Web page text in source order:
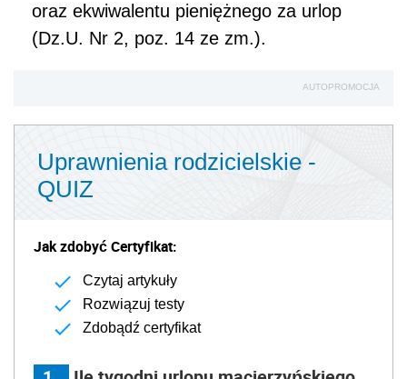
oraz ekwiwalentu pieniężnego za urlop
(Dz.U. Nr 2, poz. 14 ze zm.).
AUTOPROMOCJA
Uprawnienia rodzicielskie -
QUIZ
Jak zdobyć Certyfikat:
Czytaj artykuły
Rozwiązuj testy
Zdobądź certyfikat